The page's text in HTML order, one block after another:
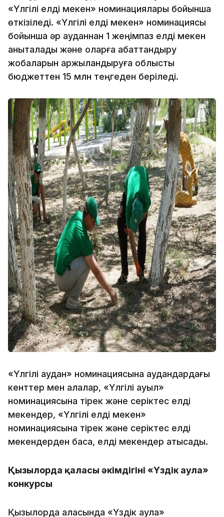
«Үлгілі елді мекен» номинациялары бойынша
өткізіледі. «Үлгілі елді мекен» номинациясы
бойынша әр ауданнан 1 жеңімпаз елді мекен
анықталады және оларға абаттандыру
жобаларын қаржыландыруға облыстық
бюджеттен 15 млн теңгеден беріледі.
«Үлгілі аудан» номинациясына аудандардағы
кенттер мен қалалар, «Үлгілі ауыл»
номинациясына тірек және серіктес елді
мекендер, «Үлгілі елді мекен»
номинациясына тірек және серіктес елді
мекендерден басқа, елді мекендер қатысады.
Қызылорда қаласы әкімдігінің «Үздік аула»
конкурсы
Қызылорда қаласында «Үздік аула»